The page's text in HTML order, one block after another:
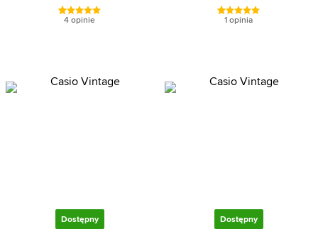
4 opinie 1 opinia
Dostępny Dostępny